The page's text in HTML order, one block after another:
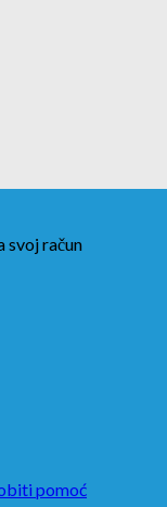
svoj račun
pomoć